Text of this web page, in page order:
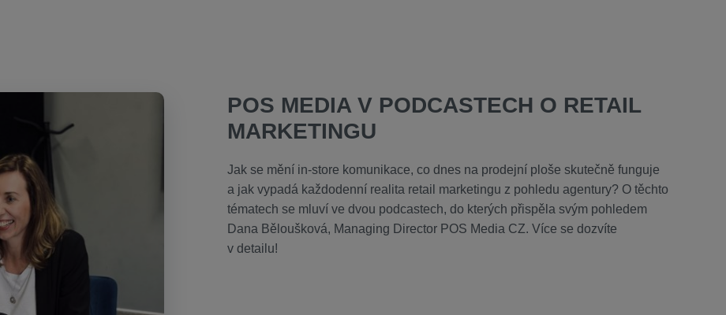
POS MEDIA V PODCASTECH O RETAIL
MARKETINGU
Jak se mění in-store komunikace, co dnes na prodejní ploše skutečně funguje
a jak vypadá každodenní realita retail marketingu z pohledu agentury? O těchto
tématech se mluví ve dvou podcastech, do kterých přispěla svým pohledem
Dana Běloušková, Managing Director POS Media CZ. Více se dozvíte
v detailu!